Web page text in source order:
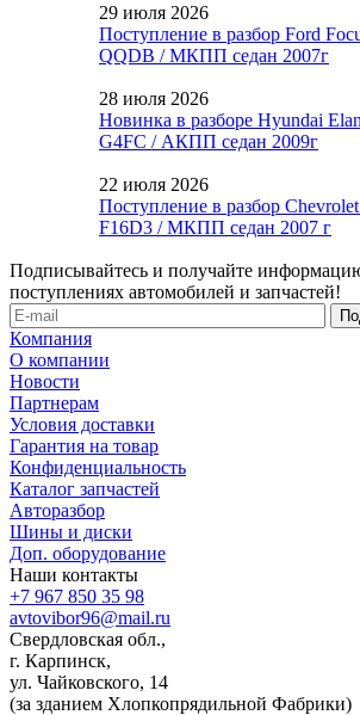
29 июля 2026
Поступление в разбор Ford
QQDB / МКПП седан 2007г
28 июля 2026
Новинка в разборе Hyundai
G4FC / АКПП седан 2009г
22 июля 2026
Поступление в разбор
F16D3 / МКПП седан 2007 г
Подписывайтесь и получайте
поступлениях автомобилей и запчастей!
Компания
О компании
Новости
Партнерам
Условия доставки
Гарантия на товар
Конфиденциальность
Каталог запчастей
Авторазбор
Шины и диски
Доп. оборудование
Наши контакты
+7 967 850 35 98
avtovibor96@mail.ru
Свердловская обл.,
г. Карпинск,
ул. Чайковского, 14
(за зданием Хлопкопрядильной Фабрики)